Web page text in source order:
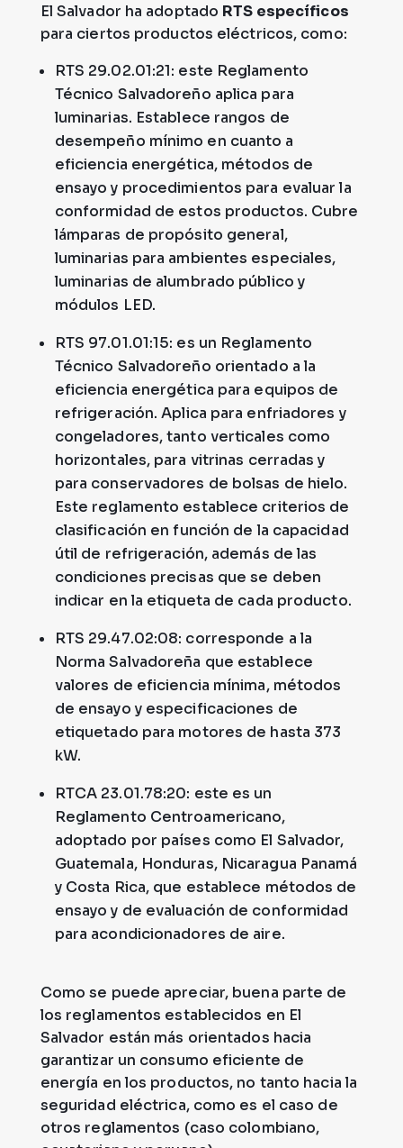
El Salvador ha adoptado RTS específicos
para ciertos productos eléctricos, como:
RTS 29.02.01:21: este Reglamento
Técnico Salvadoreño aplica para
luminarias. Establece rangos de
desempeño mínimo en cuanto a
eficiencia energética, métodos de
ensayo y procedimientos para evaluar la
conformidad de estos productos. Cubre
lámparas de propósito general,
luminarias para ambientes especiales,
luminarias de alumbrado público y
módulos LED.
RTS 97.01.01:15: es un Reglamento
Técnico Salvadoreño orientado a la
eficiencia energética para equipos de
refrigeración. Aplica para enfriadores y
congeladores, tanto verticales como
horizontales, para vitrinas cerradas y
para conservadores de bolsas de hielo.
Este reglamento establece criterios de
clasificación en función de la capacidad
útil de refrigeración, además de las
condiciones precisas que se deben
indicar en la etiqueta de cada producto.
RTS 29.47.02:08: corresponde a la
Norma Salvadoreña que establece
valores de eficiencia mínima, métodos
de ensayo y especificaciones de
etiquetado para motores de hasta 373
kW.
RTCA 23.01.78:20: este es un
Reglamento Centroamericano,
adoptado por países como El Salvador,
Guatemala, Honduras, Nicaragua Panamá
y Costa Rica, que establece métodos de
ensayo y de evaluación de conformidad
para acondicionadores de aire.
Como se puede apreciar, buena parte de
los reglamentos establecidos en El
Salvador están más orientados hacia
garantizar un consumo eficiente de
energía en los productos, no tanto hacia la
seguridad eléctrica, como es el caso de
otros reglamentos (caso colombiano,